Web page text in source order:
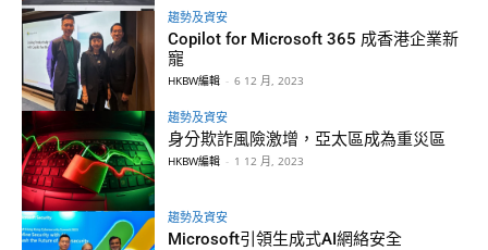
趨勢及資安
Copilot for Microsoft 365 成香港企業新
寵
HKBW編輯 - 6 12 月, 2023
趨勢及資安
身分欺詐風險激增，亞太區成為重災區
HKBW編輯 - 1 12 月, 2023
趨勢及資安
Microsoft引領生成式AI網絡安全